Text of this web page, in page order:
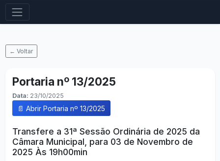
← Voltar
Portaria nº 13/2025
Data: 23/10/2025
📄 Abrir Portaria nº 13/2025
Transfere a 31ª Sessão Ordinária de 2025 da
Câmara Municipal, para 03 de Novembro de
2025 Às 19h00min